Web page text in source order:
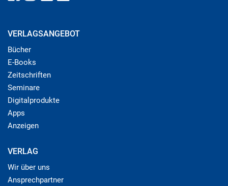
VERLAGSANGEBOT
Bücher
E-Books
Zeitschriften
Seminare
Digitalprodukte
Apps
Anzeigen
VERLAG
Wir über uns
Ansprechpartner